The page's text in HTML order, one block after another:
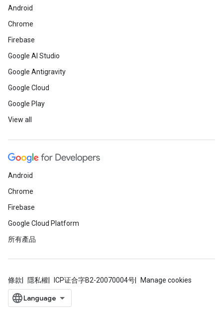
Android
Chrome
Firebase
Google AI Studio
Google Antigravity
Google Cloud
Google Play
View all
Android
Chrome
Firebase
Google Cloud Platform
所有產品
條款 隱私權 ICP证合字B2-20070004号 Manage cookies